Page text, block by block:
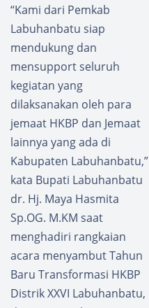
“Kami dari Pemkab
Labuhanbatu siap
mendukung dan
mensupport seluruh
kegiatan yang
dilaksanakan oleh para
jemaat HKBP dan Jemaat
lainnya yang ada di
Kabupaten Labuhanbatu,”
kata Bupati Labuhanbatu
dr. Hj. Maya Hasmita
Sp.OG. M.KM saat
menghadiri rangkaian
acara menyambut Tahun
Baru Transformasi HKBP
Distrik XXVI Labuhanbatu,